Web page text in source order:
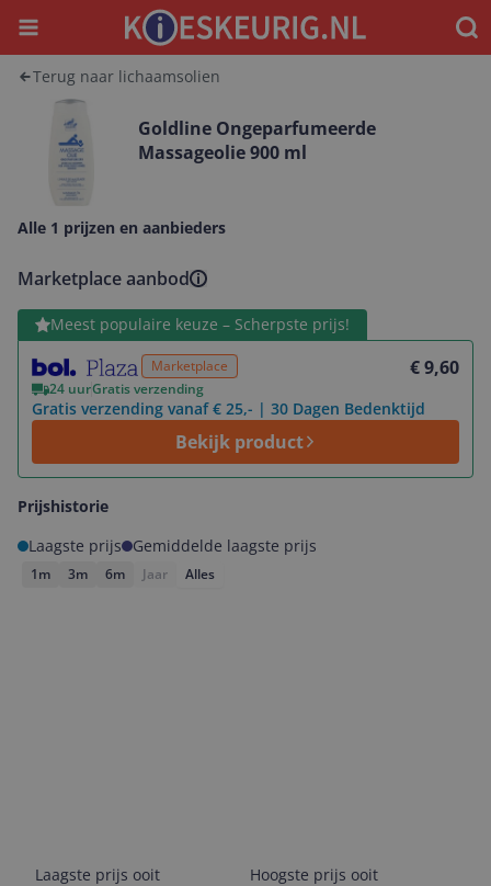
Menu
Terug naar lichaamsolien
Goldline Ongeparfumeerde
Massageolie 900 ml
Alle 1 prijzen en aanbieders
Marketplace aanbod
Meest populaire keuze – Scherpste prijs!
Marketplace € 9,60
24 uurGratis verzending
Gratis verzending vanaf € 25,- | 30 Dagen Bedenktijd
Bekijk product
Bekijk product
Prijshistorie
Laagste prijs
Gemiddelde laagste prijs
1m 3m 6m Jaar Alles
Laagste prijs ooit
Hoogste prijs ooit